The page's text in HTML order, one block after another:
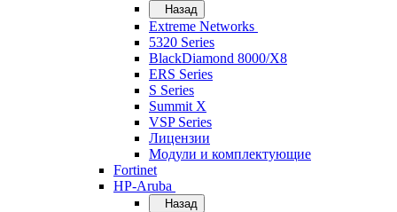
Назад
Extreme Networks
5320 Series
BlackDiamond 8000/X8
ERS Series
S Series
Summit X
VSP Series
Лицензии
Модули и комплектующие
Fortinet
HP-Aruba
Назад